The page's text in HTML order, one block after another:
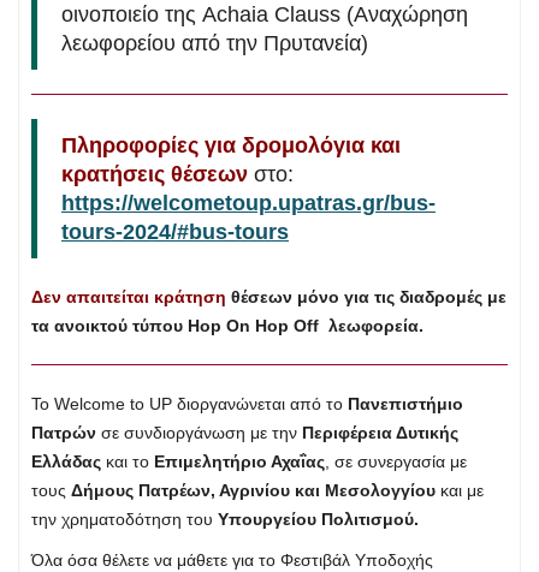
οινοποιείο της Achaia Clauss (Αναχώρηση
λεωφορείου από την Πρυτανεία)
Πληροφορίες για δρομολόγια και
κρατήσεις θέσεων στο:
https://welcometoup.upatras.gr/bus-
tours-2024/#bus-tours
Δεν απαιτείται κράτηση θέσεων μόνο για τις διαδρομές με
τα ανοικτού τύπου Hop On Hop Off λεωφορεία.
To Welcome to UP διοργανώνεται από το Πανεπιστήμιο
Πατρών σε συνδιοργάνωση με την Περιφέρεια Δυτικής
Ελλάδας και το Επιμελητήριο Αχαΐας , σε συνεργασία με
τους Δήμους Πατρέων, Αγρινίου και Μεσολογγίου και με
την χρηματοδότηση του Υπουργείου Πολιτισμού.
Όλα όσα θέλετε να μάθετε για το Φεστιβάλ Υποδοχής